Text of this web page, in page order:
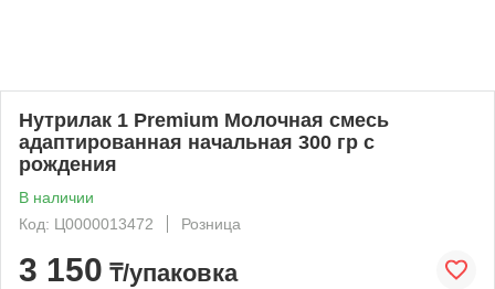
Нутрилак 1 Premium Молочная смесь
адаптированная начальная 300 гр с
рождения
В наличии
Код: Ц0000013472
Розница
3 150 ₸/упаковка